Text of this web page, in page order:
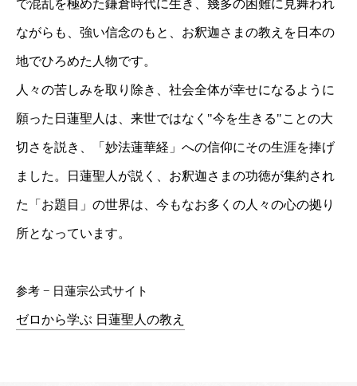
で混乱を極めた鎌倉時代に生き、幾多の困難に見舞われ
ながらも、強い信念のもと、お釈迦さまの教えを日本の
地でひろめた人物です。
人々の苦しみを取り除き、社会全体が幸せになるように
願った日蓮聖人は、来世ではなく"今を生きる"ことの大
切さを説き、「妙法蓮華経」への信仰にその生涯を捧げ
ました。日蓮聖人が説く、お釈迦さまの功徳が集約され
た「お題目」の世界は、今もなお多くの人々の心の拠り
所となっています。
参考 − 日蓮宗公式サイト
ゼロから学ぶ 日蓮聖人の教え